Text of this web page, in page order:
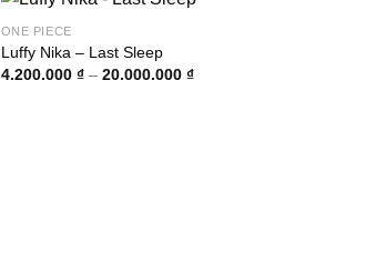
ONE PIECE
Luffy Nika – Last Sleep
4.200.000 ₫ – 20.000.000 ₫Khoảng